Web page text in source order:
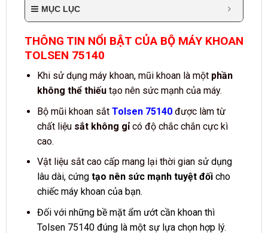
MỤC LỤC
THÔNG TIN NỔI BẬT CỦA BỘ MÁY KHOAN
TOLSEN 75140
Khi sử dụng máy khoan, mũi khoan là một phần
không thể thiếutạo nên sức mạnh của máy.
Bộ mũi khoan sắt Tolsen 75140được làm từ
chất liệu sắt không gỉcó độ chắc chắn cực kì
cao.
Vật liệu sắt cao cấp mang lại thời gian sử dụng
lâu dài, cứng tạo nên sức mạnh tuyệt đốicho
chiếc máy khoan của bạn.
Đối với những bề mặt ẩm ướt cần khoan thì
Tolsen 75140 đúng là một sự lựa chọn hợp lý.